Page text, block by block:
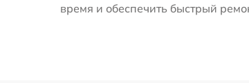
время и обеспечить быстрый